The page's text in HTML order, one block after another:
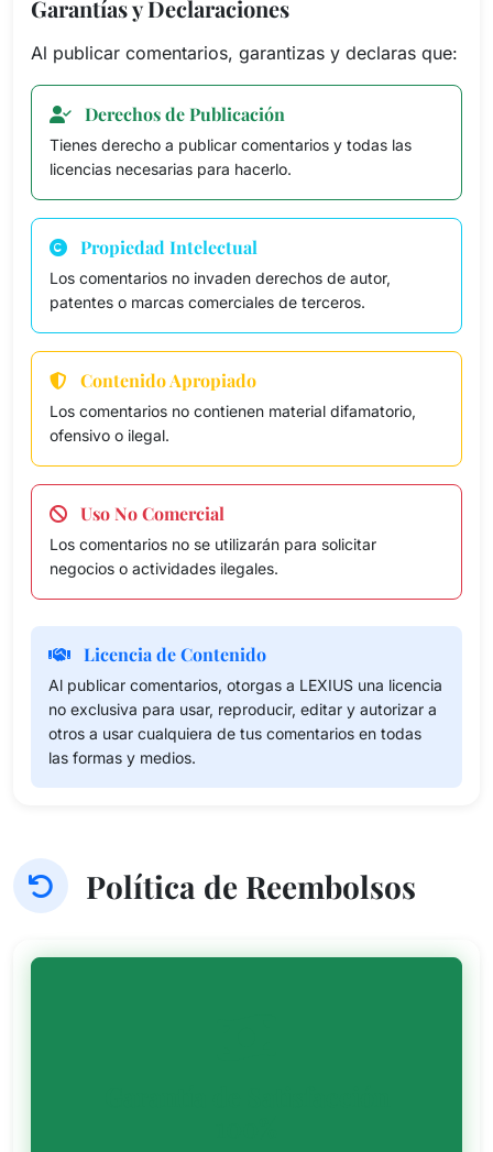
Garantías y Declaraciones
Al publicar comentarios, garantizas y declaras que:
Derechos de Publicación
Tienes derecho a publicar comentarios y todas las
licencias necesarias para hacerlo.
Propiedad Intelectual
Los comentarios no invaden derechos de autor,
patentes o marcas comerciales de terceros.
Contenido Apropiado
Los comentarios no contienen material difamatorio,
ofensivo o ilegal.
Uso No Comercial
Los comentarios no se utilizarán para solicitar
negocios o actividades ilegales.
Licencia de Contenido
Al publicar comentarios, otorgas a LEXIUS una licencia
no exclusiva para usar, reproducir, editar y autorizar a
otros a usar cualquiera de tus comentarios en todas
las formas y medios.
Política de Reembolsos